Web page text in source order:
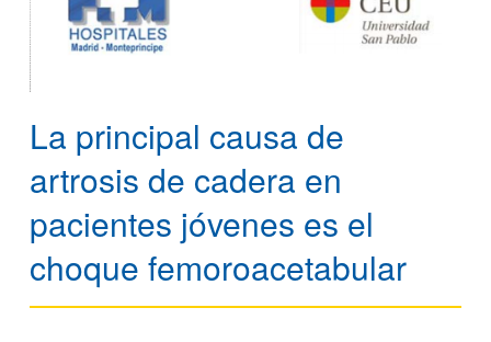
La principal causa de
artrosis de cadera en
pacientes jóvenes es el
choque femoroacetabular